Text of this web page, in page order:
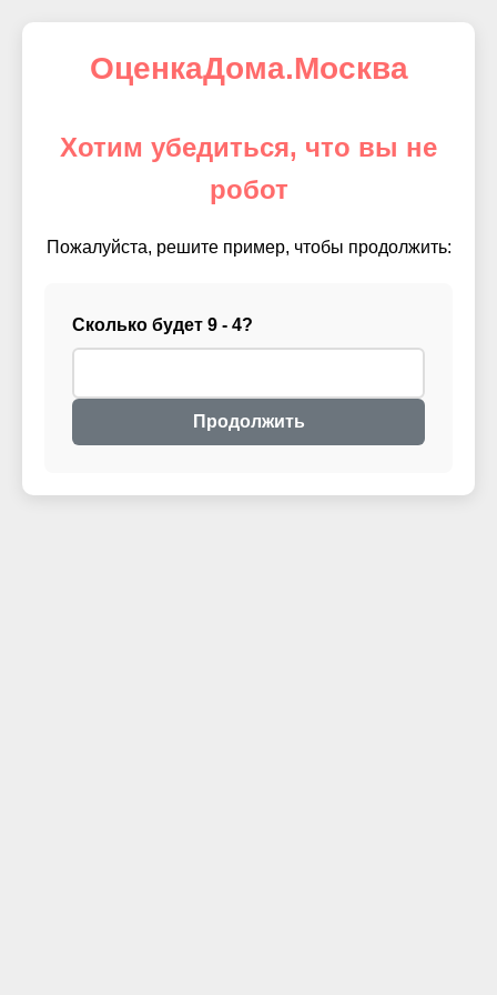
ОценкаДома.Москва
Хотим убедиться, что вы не
робот
Пожалуйста, решите пример, чтобы продолжить:
Сколько будет 9 - 4?
Продолжить